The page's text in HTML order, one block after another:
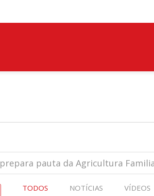
TODOS NOTÍCIAS VÍDEOS